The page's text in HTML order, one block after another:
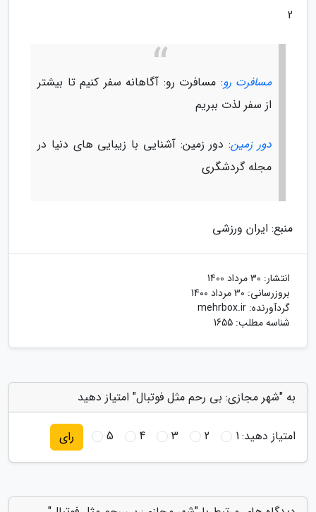
2
مسافرت رو: مسافرت رو: آگاهانه سفر کنیم تا بیشتر
از سفر لذت ببریم
دور زمین: دور زمین: آشنایی با زیبایی های دنیا در
مجله گردشگری
منبع: ایران ورزشی
انتشار: 30 مرداد 1400
بروزرسانی: 30 مرداد 1400
گردآورنده: mehrbox.ir
شناسه مطلب: 1655
به "شهر مجازی: بی رحم مثل فوتبال" امتیاز دهید
امتیاز دهید:1
2
3
4
5 رای